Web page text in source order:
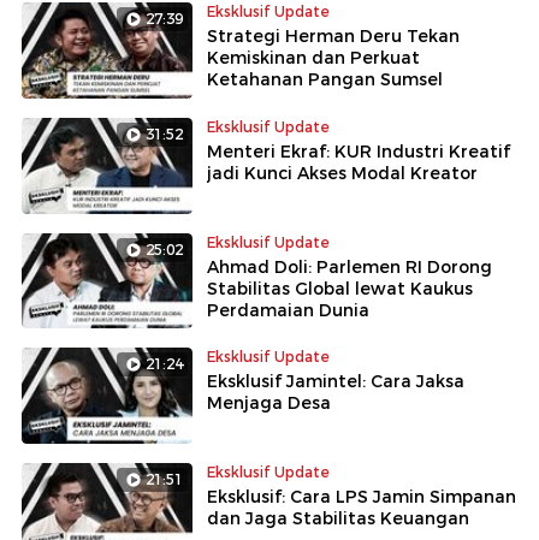
27:39 Eksklusif Update
Strategi Herman Deru Tekan
Kemiskinan dan Perkuat
Ketahanan Pangan Sumsel
31:52 Eksklusif Update
Menteri Ekraf: KUR Industri Kreatif
jadi Kunci Akses Modal Kreator
25:02 Eksklusif Update
Ahmad Doli: Parlemen RI Dorong
Stabilitas Global lewat Kaukus
Perdamaian Dunia
21:24 Eksklusif Update
Eksklusif Jamintel: Cara Jaksa
Menjaga Desa
21:51 Eksklusif Update
Eksklusif: Cara LPS Jamin Simpanan
dan Jaga Stabilitas Keuangan